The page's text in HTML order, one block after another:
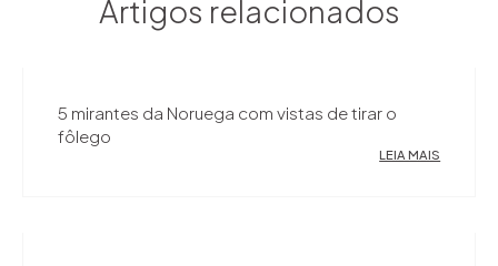
Artigos relacionados
5 mirantes da Noruega com vistas de tirar o
fôlego
LEIA MAIS